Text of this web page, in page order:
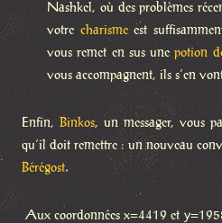
Nashkel, où des problèmes
votre charismeest
vous remet en sus unepotion
vous accompagnent, ils s’en
Enfin, Binkos, un messager, vous
qu’il doit remettre : un nouveau
Bérégost.
Aux coordonnées x=4419 et